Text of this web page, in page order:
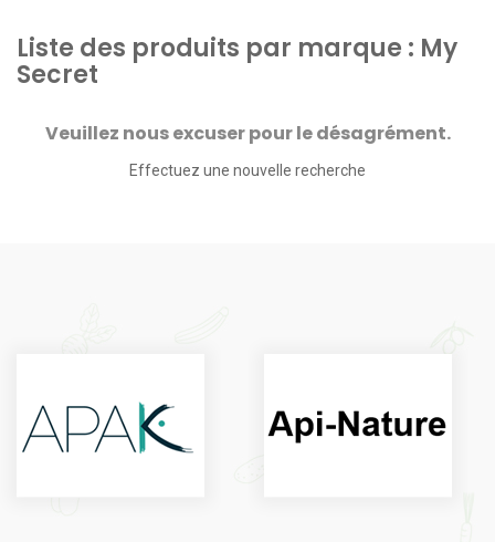
Liste des produits par marque : My
Secret
Veuillez nous excuser pour le désagrément.
Effectuez une nouvelle recherche